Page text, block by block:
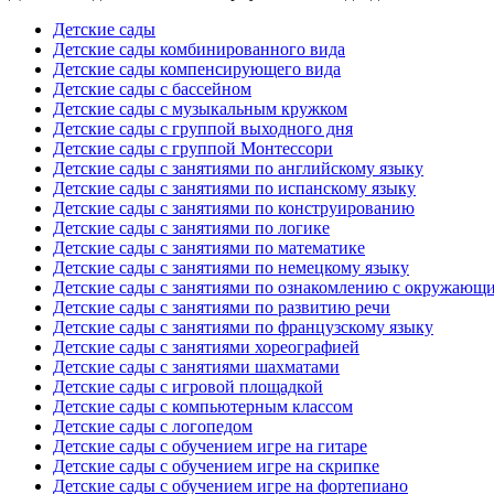
Детские сады
Детские сады комбинированного вида
Детские сады компенсирующего вида
Детские сады с бассейном
Детские сады с музыкальным кружком
Детские сады с группой выходного дня
Детские сады с группой Монтессори
Детские сады с занятиями по английскому языку
Детские сады с занятиями по испанскому языку
Детские сады с занятиями по конструированию
Детские сады с занятиями по логике
Детские сады с занятиями по математике
Детские сады с занятиями по немецкому языку
Детские сады с занятиями по ознакомлению с
Детские сады с занятиями по развитию речи
Детские сады с занятиями по французскому языку
Детские сады с занятиями хореографией
Детские сады с занятиями шахматами
Детские сады с игровой площадкой
Детские сады с компьютерным классом
Детские сады с логопедом
Детские сады с обучением игре на гитаре
Детские сады с обучением игре на скрипке
Детские сады с обучением игре на фортепиано